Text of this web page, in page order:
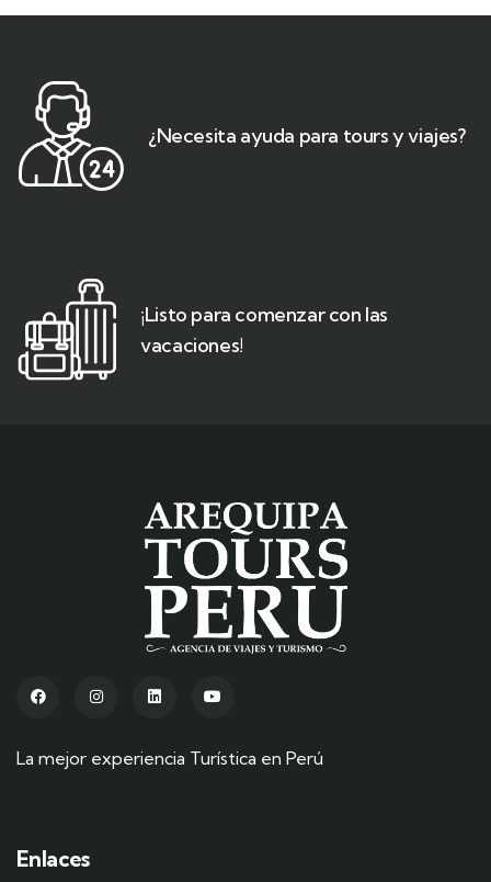
¿Necesita ayuda para tours y viajes?
¡Listo para comenzar con las
vacaciones!
La mejor experiencia Turística en Perú
Enlaces